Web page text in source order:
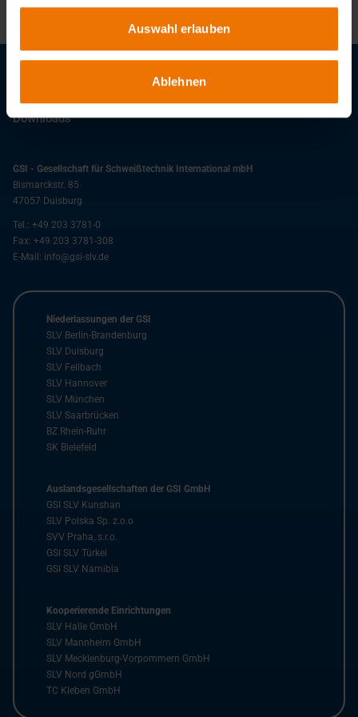
Auswahl erlauben
Ablehnen
Downloads
GSI - Gesellschaft für Schweißtechnik International mbH
Bismarckstr. 85
47057 Duisburg
Tel.: +49 203 3781-0
Fax: +49 203 3781-308
E-Mail: info@gsi-slv.de
Niederlassungen der GSI
SLV Berlin-Brandenburg
SLV Duisburg
SLV Fellbach
SLV Hannover
SLV München
SLV Saarbrücken
BZ Rhein-Ruhr
SK Bielefeld
Auslandsgesellschaften der GSI GmbH
GSI SLV Kunshan
SLV Polska Sp. z.o.o
SVV Praha, s.r.o.
GSI SLV Türkei
GSI SLV Namibia
Kooperierende Einrichtungen
SLV Halle GmbH
SLV Mannheim GmbH
SLV Mecklenburg-Vorpommern GmbH
SLV Nord gGmbH
TC Kleben GmbH